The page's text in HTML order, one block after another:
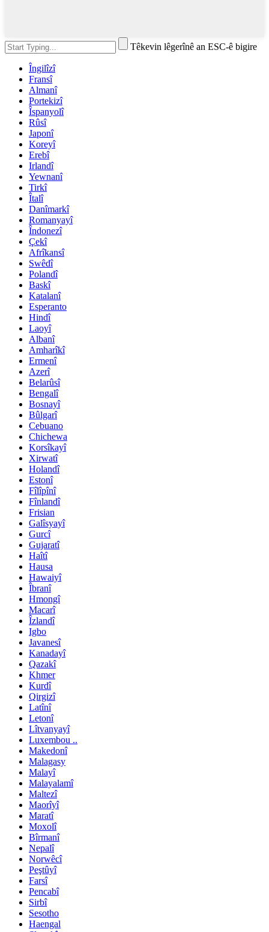
Têkevin lêgerînê an ESC-ê bigire
Îngilîzî
Fransî
Almanî
Portekizî
Îspanyolî
Rûsî
Japonî
Koreyî
Erebî
Irlandî
Yewnanî
Tirkî
Îtalî
Danîmarkî
Romanyayî
Îndonezî
Çekî
Afrîkansî
Swêdî
Polandî
Baskî
Katalanî
Esperanto
Hindî
Laoyî
Albanî
Amharîkî
Ermenî
Azerî
Belarûsî
Bengalî
Bosnayî
Bûlgarî
Cebuano
Chichewa
Korsîkayî
Xirwatî
Holandî
Estonî
Fîlîpînî
Fînlandî
Frisian
Galîsyayî
Gurcî
Gujaratî
Haîtî
Hausa
Hawaiyî
Îbranî
Hmongî
Macarî
Îzlandî
Igbo
Javanesî
Kanadayî
Qazakî
Khmer
Kurdî
Qirgizî
Latînî
Letonî
Lîtvanyayî
Luxembou ..
Makedonî
Malagasy
Malayî
Malayalamî
Maltezî
Maorîyî
Maratî
Moxolî
Bîrmanî
Nepalî
Norwêcî
Peştûyî
Farsî
Pencabî
Sirbî
Sesotho
Haengal